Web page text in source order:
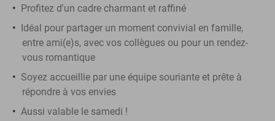
Profitez d'un cadre charmant et raffiné
Idéal pour partager un moment convivial en famille,
entre ami(e)s, avec vos collègues ou pour un rendez-
vous romantique
Soyez accueillie par une équipe souriante et prête à
répondre à vos envies
Aussi valable le samedi !